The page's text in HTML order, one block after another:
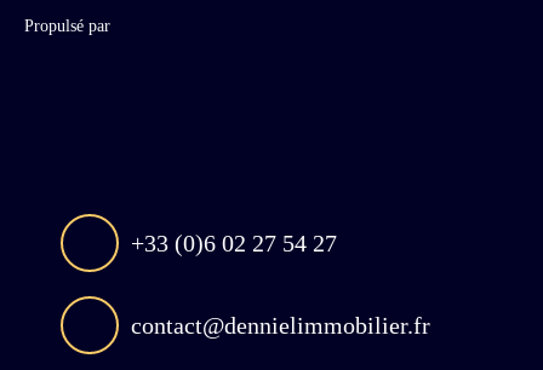
Propulsé par
+33 (0)6 02 27 54 27
contact@dennielimmobilier.fr